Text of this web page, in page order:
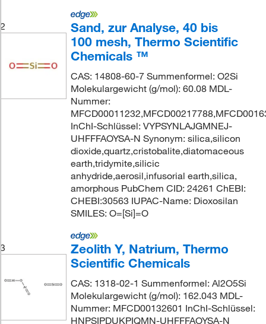
2
Sand, zur Analyse, 40 bis
100 mesh, Thermo Scientific
Chemicals ™
CAS: 14808-60-7 Summenformel: O2Si
Molekulargewicht (g/mol): 60.08 MDL-
Nummer:
InChI-Schlüssel: VYPSYNLAJGMNEJ-
UHFFFAOYSA-N Synonym: silica,silicon
dioxide,quartz,cristobalite,diatomaceous
earth,tridymite,silicic
anhydride,aerosil,infusorial earth,silica,
amorphous PubChem CID: 24261 ChEBI:
CHEBI:30563 IUPAC-Name: Dioxosilan
SMILES: O=[Si]=O
3
Zeolith Y, Natrium, Thermo
Scientific Chemicals
CAS: 1318-02-1 Summenformel: Al2O5Si
Molekulargewicht (g/mol): 162.043 MDL-
Nummer: MFCD00132601 InChI-Schlüssel:
HNPSIPDUKPIQMN-UHFFFAOYSA-N